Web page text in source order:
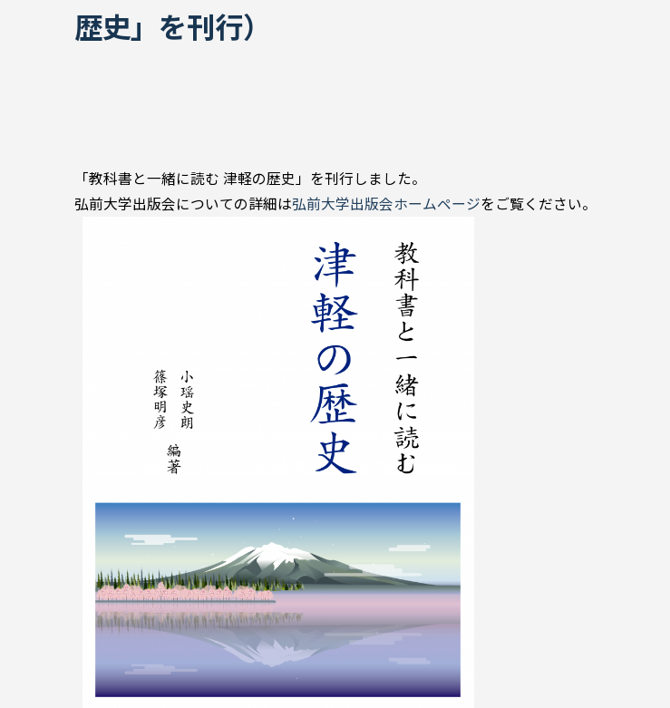
歴史」を刊行）
「教科書と一緒に読む 津軽の歴史」を刊行しました。
弘前大学出版会についての詳細は弘前大学出版会ホームページをご覧ください。